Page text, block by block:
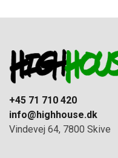
+45 71 710 420
info@highhouse.dk
Vindevej 64, 7800 Skive